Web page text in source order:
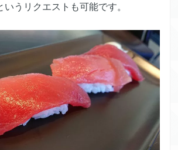
いうリクエストも可能です。